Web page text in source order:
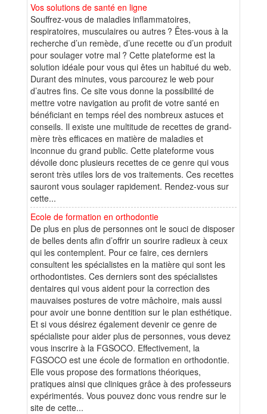
Vos solutions de santé en ligne
Souffrez-vous de maladies inflammatoires,
respiratoires, musculaires ou autres ? Êtes-vous à la
recherche d’un remède, d’une recette ou d’un produit
pour soulager votre mal ? Cette plateforme est la
solution idéale pour vous qui êtes un habitué du web.
Durant des minutes, vous parcourez le web pour
d’autres fins. Ce site vous donne la possibilité de
mettre votre navigation au profit de votre santé en
bénéficiant en temps réel des nombreux astuces et
conseils. Il existe une multitude de recettes de grand-
mère très efficaces en matière de maladies et
inconnue du grand public. Cette plateforme vous
dévoile donc plusieurs recettes de ce genre qui vous
seront très utiles lors de vos traitements. Ces recettes
sauront vous soulager rapidement. Rendez-vous sur
cette...
Ecole de formation en orthodontie
De plus en plus de personnes ont le souci de disposer
de belles dents afin d’offrir un sourire radieux à ceux
qui les contemplent. Pour ce faire, ces derniers
consultent les spécialistes en la matière qui sont les
orthodontistes. Ces derniers sont des spécialistes
dentaires qui vous aident pour la correction des
mauvaises postures de votre mâchoire, mais aussi
pour avoir une bonne dentition sur le plan esthétique.
Et si vous désirez également devenir ce genre de
spécialiste pour aider plus de personnes, vous devez
vous inscrire à la FGSOCO. Effectivement, la
FGSOCO est une école de formation en orthodontie.
Elle vous propose des formations théoriques,
pratiques ainsi que cliniques grâce à des professeurs
expérimentés. Vous pouvez donc vous rendre sur le
site de cette...